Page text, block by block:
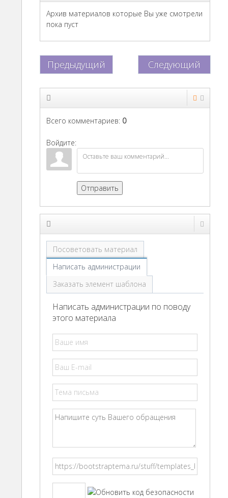
Архив материалов которые Вы уже смотрели
пока пуст
Предыдущий Следующий
Всего комментариев: 0
Войдите:
Отправить
Посоветовать материал
Написать администрации
Заказать элемент шаблона
Написать администрации по поводу
этого материала